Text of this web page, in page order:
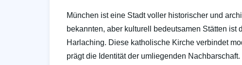
München ist eine Stadt voller historischer und
bekannten, aber kulturell bedeutsamen Stätten ist
Harlaching. Diese katholische Kirche verbindet
prägt die Identität der umliegenden